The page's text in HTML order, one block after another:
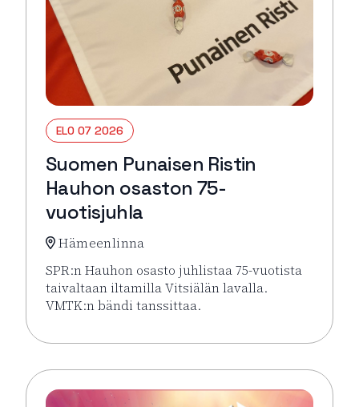
ELO 07 2026
Suomen Punaisen Ristin
Hauhon osaston 75-
vuotisjuhla
Hämeenlinna
SPR:n Hauhon osasto juhlistaa 75-vuotista
taivaltaan iltamilla Vitsiälän lavalla.
VMTK:n bändi tanssittaa.
Lue lisää tapahtumasta Suomen Punaisen Ristin